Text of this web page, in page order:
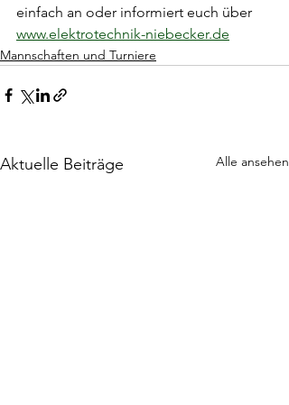
einfach an oder informiert euch über
www.elektrotechnik-niebecker.de
Mannschaften und Turniere
Aktuelle Beiträge Alle ansehen